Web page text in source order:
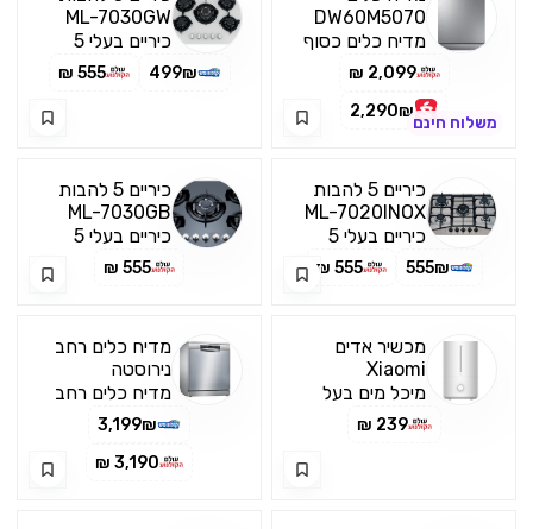
DW60M5070
כסוף Samsung
מדיח כלים כסוף
מפלסים – מגירה
לסכו”ם
משלוח חינם
2,099 ₪
2,290₪
ML-7030GW
זכוכית לבן
MULLER
כיריים בעלי 5
להבות כולל
להבת טורבו
קדמי לנוחות
ההפעלה
499₪
555 ₪
כיריים 5 להבות
ML-7020INOX
נירוסטה
MULLER
כיריים בעלי 5
להבות כולל
להבת טורבו
לוח פיקוד קדמי
לנוחות ההפעלה
555₪
555 ₪
כיריים 5 להבות
ML-7030GB
זכוכית שחור
MULLER
כיריים בעלי 5
להבות כולל
להבת טורבו
ייצוק לוח פיקוד
קדמי לנוחות
ההפעלה
555 ₪
מכשיר אדים
Xiaomi
Humidifier 2
Lite
מיכל מים בעל
יעילות
אנטיבקטריאלית
239 ₪
מדיח כלים רחב
נירוסטה
SMS46NI01B
סדרה 4 Bosch
מדיח כלים רחב
של BOSCH
סדרה 4 מדיח
כלים בו ניתן
3,199₪
3,190 ₪